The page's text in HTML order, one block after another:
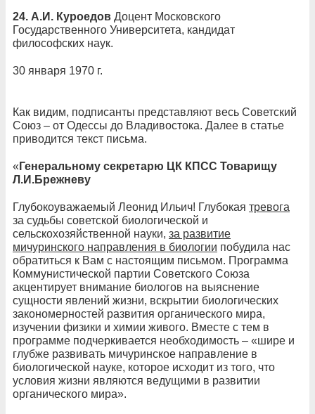
24. А.И. Куроедов Доцент Московского
Государственного Университета, кандидат
философских наук.
30 января 1970 г.
Как видим, подписанты представляют весь Советский
Союз – от Одессы до Владивостока. Далее в статье
приводится текст письма.
« Генеральному секретарю ЦК КПСС Товарищу
Л.И.Брежневу
Глубокоуважаемый Леонид Ильич! Глубокая тревога
за судьбы советской биологической и
сельскохозяйственной науки, за развитие
мичуринского направления в биологии побудила нас
обратиться к Вам с настоящим письмом. Программа
Коммунистической партии Советского Союза
акцентирует внимание биологов на выяснение
сущности явлений жизни, вскрытии биологических
закономерностей развития органического мира,
изучении физики и химии живого. Вместе с тем в
программе подчеркивается необходимость – «шире и
глубже развивать мичуринское направление в
биологической науке, которое исходит из того, что
условия жизни являются ведущими в развитии
органического мира».